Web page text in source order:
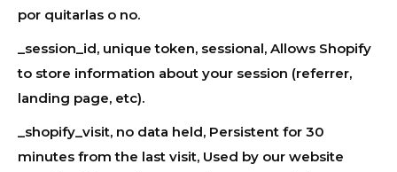
por quitarlas o no.
_session_id, unique token, sessional, Allows Shopify
to store information about your session (referrer,
landing page, etc).
_shopify_visit, no data held, Persistent for 30
minutes from the last visit, Used by our website